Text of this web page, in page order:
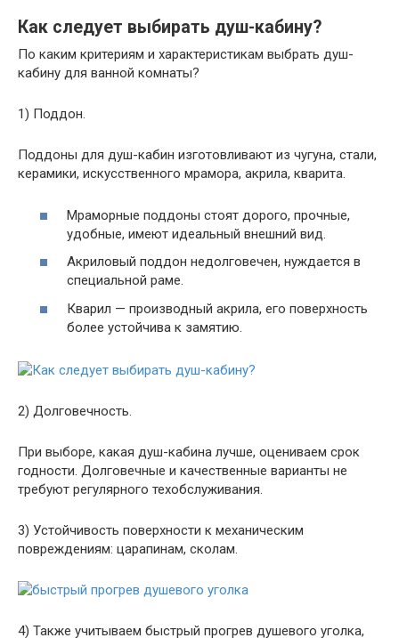
Как следует выбирать душ-кабину?
По каким критериям и характеристикам выбрать душ-
кабину для ванной комнаты?
1) Поддон.
Поддоны для душ-кабин изготовливают из чугуна, стали,
керамики, искусственного мрамора, акрила, кварита.
Мраморные поддоны стоят дорого, прочные,
удобные, имеют идеальный внешний вид.
Акриловый поддон недолговечен, нуждается в
специальной раме.
Кварил — производный акрила, его поверхность
более устойчива к замятию.
2) Долговечность.
При выборе, какая душ-кабина лучше, оцениваем срок
годности. Долговечные и качественные варианты не
требуют регулярного техобслуживания.
3) Устойчивость поверхности к механическим
повреждениям: царапинам, сколам.
4) Также учитываем быстрый прогрев душевого уголка,